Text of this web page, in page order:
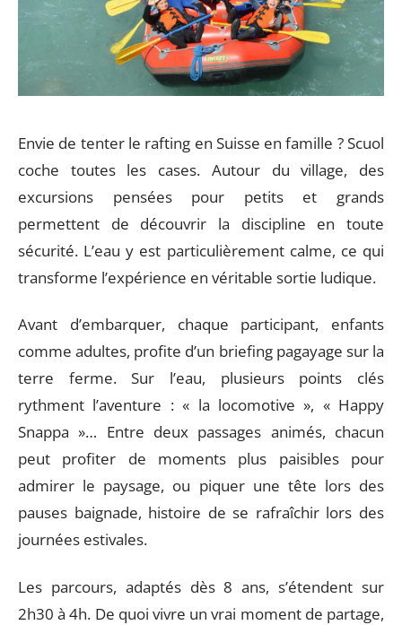
Envie de tenter le rafting en Suisse en famille ? Scuol
coche toutes les cases. Autour du village, des
excursions pensées pour petits et grands
permettent de découvrir la discipline en toute
sécurité. L’eau y est particulièrement calme, ce qui
transforme l’expérience en véritable sortie ludique.
Avant d’embarquer, chaque participant, enfants
comme adultes, profite d’un briefing pagayage sur la
terre ferme. Sur l’eau, plusieurs points clés
rythment l’aventure : « la locomotive », « Happy
Snappa »… Entre deux passages animés, chacun
peut profiter de moments plus paisibles pour
admirer le paysage, ou piquer une tête lors des
pauses baignade, histoire de se rafraîchir lors des
journées estivales.
Les parcours, adaptés dès 8 ans, s’étendent sur
2h30 à 4h. De quoi vivre un vrai moment de partage,